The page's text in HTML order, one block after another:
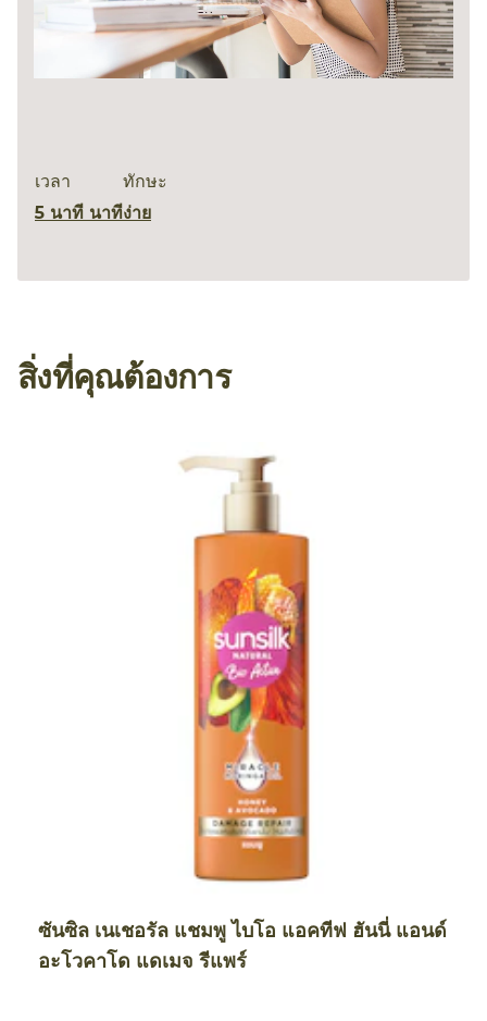
เวลา
5 นาที นาที
ทักษะ
ง่าย
สิ่งที่คุณต้องการ
ซันซิล เนเชอรัล แชมพู ไบโอ แอคทีฟ ฮันนี่ แอนด์
อะโวคาโด แดเมจ รีแพร์